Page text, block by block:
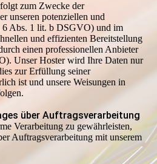
zum Zwecke der
unseren potenziellen und
6 Abs. 1 lit. b DSGVO) und im
und effizienten Bereitstellung
einen professionellen Anbieter
Unser Hoster wird Ihre Daten nur
zur Erfüllung seiner
ist und unsere Weisungen in
über Auftragsverarbeitung
Verarbeitung zu gewährleisten,
Auftragsverarbeitung mit unserem